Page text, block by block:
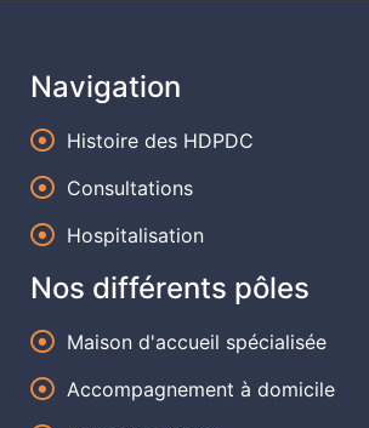
Navigation
Histoire des HDPDC
Consultations
Hospitalisation
Nos différents pôles
Maison d'accueil spécialisée
Accompagnement à domicile